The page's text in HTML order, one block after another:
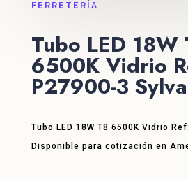
FERRETERÍA
Tubo LED 18W
6500K Vidrio
P27900-3
Tubo LED 18W T8 6500K Vidrio
Disponible para cotización en